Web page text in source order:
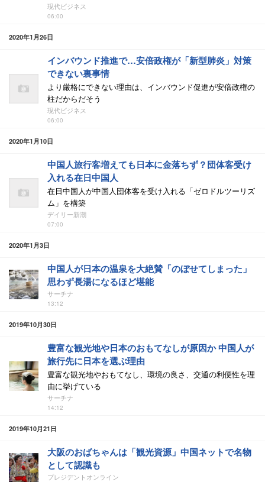
現代ビジネス
06:00
2020年1月26日
インバウンド推進で…安倍政権が「新型肺炎」対策
できない裏事情
より厳格にできない理由は、インバウンド促進が安倍政権の
柱だからだそう
現代ビジネス
06:00
2020年1月10日
中国人旅行客増えても日本に金落ちず？団体客受け
入れる在日中国人
在日中国人が中国人団体客を受け入れる「ゼロドルツーリズ
ム」を構築
デイリー新潮
07:00
2020年1月3日
中国人が日本の温泉を大絶賛「のぼせてしまった」
思わず長湯になるほど堪能
サーチナ
13:12
2019年10月30日
豊富な観光地や日本のおもてなしが原因か 中国人が
旅行先に日本を選ぶ理由
豊富な観光地やおもてなし、環境の良さ、交通の利便性を理
由に挙げている
サーチナ
14:12
2019年10月21日
大阪のおばちゃんは「観光資源」中国ネットで名物
として認識も
プレジデントオンライン